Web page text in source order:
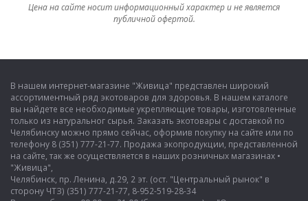
Цена на сайте носит информационный характер и не является
публичной офертой.
В нашем интернет-магазине "Живица" представлен широкий
ассортиментный ряд экотоваров для здоровья. В нашем каталоге
вы найдете все необходимые укрепляющие товары, изготовленные
только из натуральног сырья. Заказать экотовары с доставкой по
Челябинску можно прямо сейчас, оформив покупку на сайте или по
телефону 8 (351) 777-21-77. Продажа экопродукции, представленной
на сайте, так же осуществляется в наших розничных магазинах •
"Живица",
Челябинск, пр. Ленина, д.29, 2 эт. (ост. "Центральный рынок" в
сторону ЧТЗ) (351) 777-21-77, 8-952-519-28-34